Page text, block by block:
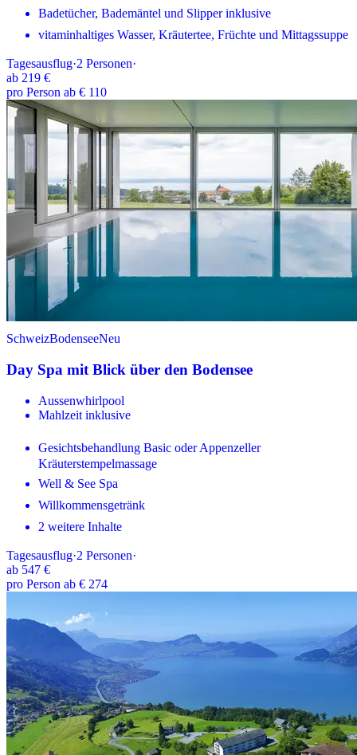
Badetücher, Bademäntel und Slipper inklusive
vitaminhaltiges Wasser, Kräutertee, Früchte und Mittagssuppe
Tagesausflug·2 Personen·
ab 219 €
pro Person ab € 110
SchweizBodenseeNeu
Day Spa mit Blick über den Bodensee
Aussenwhirlpool
Mahlzeit inklusive
Gesichtsbehandlung Basic oder Appenzeller
Kräuterstempelmassage
Well & See Spa
Willkommensgetränk
2 weitere Inhalte
Tagesausflug·2 Personen·
ab 547 €
pro Person ab € 274